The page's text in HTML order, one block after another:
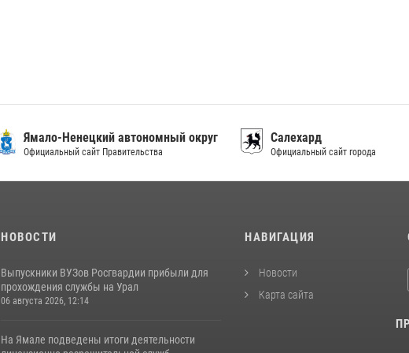
Ямало-Ненецкий автономный округ
Официальный сайт Правительства
Салехард
Официальный сайт города
НОВОСТИ
Выпускники ВУЗов Росгвардии прибыли для
прохождения службы на Урал
06 августа 2026, 12:14
На Ямале подведены итоги деятельности
НАВИГАЦИЯ
Новости
Карта сайта